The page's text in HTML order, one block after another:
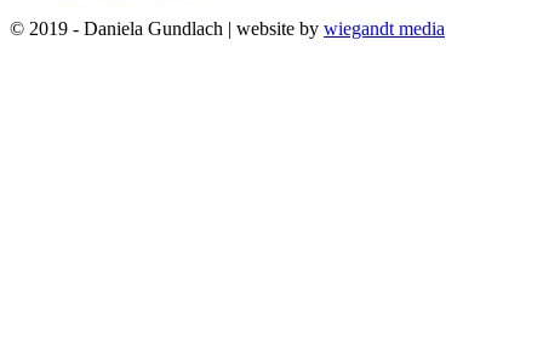
© 2019 - Daniela Gundlach | website by wiegandt media